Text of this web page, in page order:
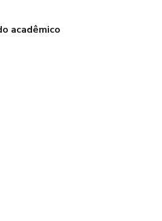
acadêmico